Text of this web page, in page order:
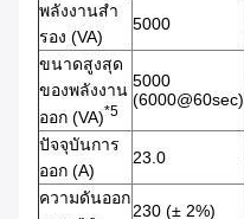
พลังงานสํา
รอง (VA)
5000
ขนาดสูงสุด
ของพลังงาน
ออก (VA)*5
5000
(6000@60sec)
ปัจจุบันการ
ออก (A)
23.0
ความดันออก
230 (± 2%)